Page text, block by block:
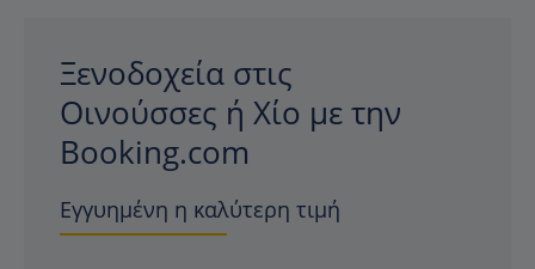
Ξενοδοχεία στις
Οινούσσες ή Χίο με την
Booking.com
Εγγυημένη η καλύτερη τιμή